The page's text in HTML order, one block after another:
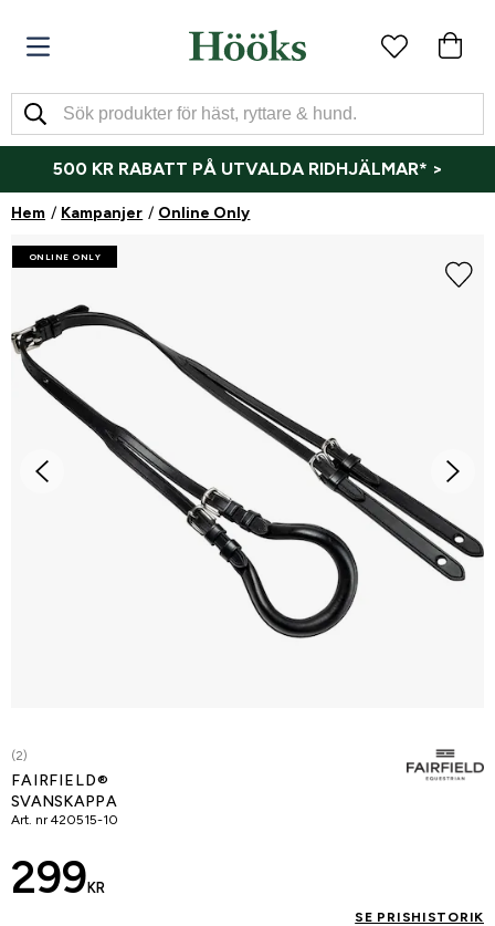
500 KR RABATT PÅ UTVALDA RIDHJÄLMAR* >
Hem Kampanjer Online Only
ONLINE ONLY
(2)
FAIRFIELD®
SVANSKAPPA
Art. nr 420515-10
299 KR
SE PRISHISTORIK